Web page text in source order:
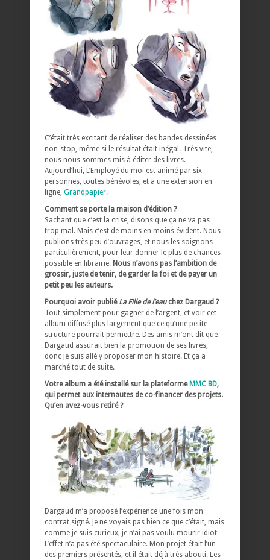
C’était très excitant de réaliser des bandes dessinées
non-stop, même si le résultat était inégal. Très vite,
nous nous sommes mis à éditer des livres.
Aujourd’hui, L’Employé du moi est animé par six
personnes, toutes bénévoles, et a une extension en
ligne, Grandpapier.
Comment se porte la maison d’édition ?
Sachant que c’est la crise, disons que ça ne va pas
trop mal. Mais c’est de moins en moins évident. Nous
publions très peu d’ouvrages, et nous les soignons
particulièrement, pour leur donner le plus de chances
possible en librairie. Nous n’avons pas l’ambition de
grossir, juste de tenir, de garder la foi et de payer un
petit peu les auteurs.
Pourquoi avoir publié La Fille de l’eauchez Dargaud ?
Tout simplement pour gagner de l’argent, et voir cet
album diffusé plus largement que ce qu’une petite
structure pourrait permettre. Des amis m’ont dit que
Dargaud assurait bien la promotion de ses livres,
donc je suis allé y proposer mon histoire. Et ça a
marché tout de suite.
Votre album a été installé sur la plateforme MMC BD,
qui permet aux internautes de co-financer des projets.
Qu’en avez-vous retiré ?
Dargaud m’a proposé l’expérience une fois mon
contrat signé. Je ne voyais pas bien ce que c’était, mais
comme je suis curieux, je n’ai pas voulu mourir idiot…
L’effet n’a pas été spectaculaire. Mon projet était l’un
des premiers présentés, et il était déjà très abouti. Les